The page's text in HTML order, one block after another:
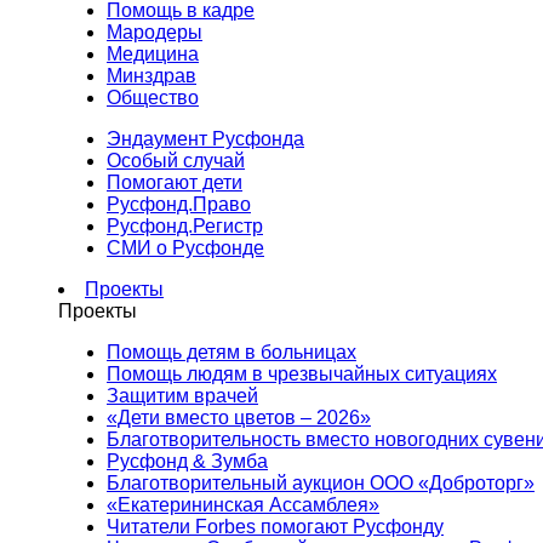
Помощь в кадре
Мародеры
Медицина
Минздрав
Общество
Эндаумент Русфонда
Особый случай
Помогают дети
Русфонд.Право
Русфонд.Регистр
СМИ о Русфонде
Проекты
Проекты
Помощь детям в больницах
Помощь людям в чрезвычайных ситуациях
Защитим врачей
«Дети вместо цветов – 2026»
Благотворительность вместо новогодних
Русфонд & Зумба
Благотворительный аукцион ООО «Доброторг»
«Екатерининская Ассамблея»
Читатели Forbes помогают Русфонду